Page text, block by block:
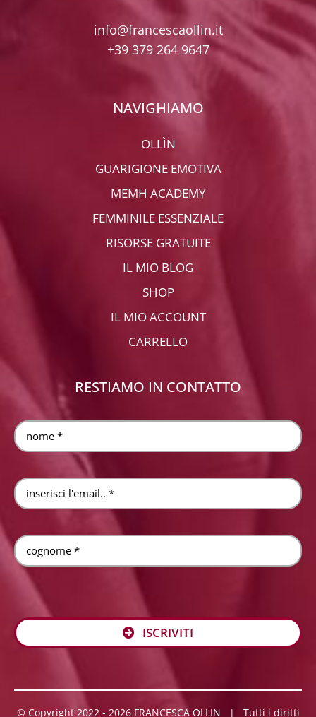
info@francescaollin.it
+39 379 264 9647
NAVIGHIAMO
OLLÌN
GUARIGIONE EMOTIVA
MEMH ACADEMY
FEMMINILE ESSENZIALE
RISORSE GRATUITE
IL MIO BLOG
SHOP
IL MIO ACCOUNT
CARRELLO
RESTIAMO IN CONTATTO
ISCRIVITI
© Copyright 2022 - 2026 FRANCESCA OLLIN | Tutti i diritti